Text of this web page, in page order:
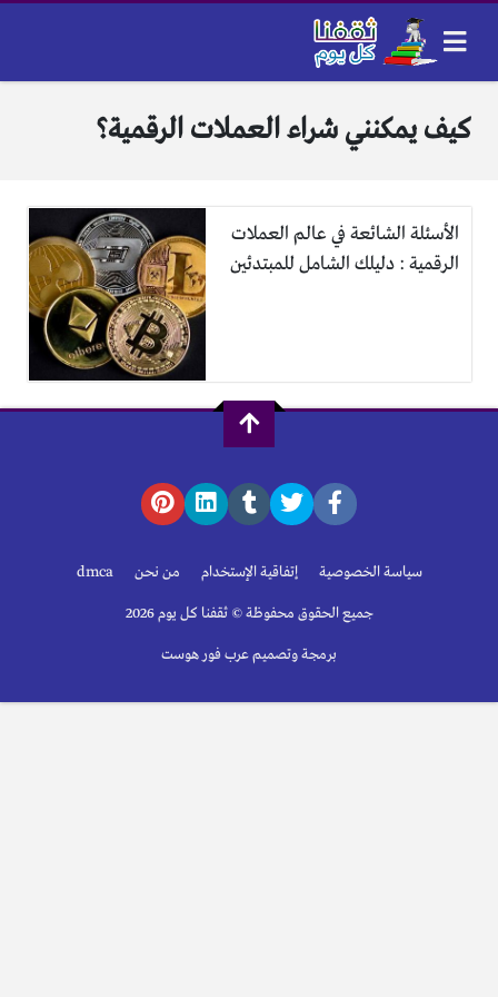
كيف يمكنني شراء العملات الرقمية؟
الأسئلة الشائعة في عالم العملات
الرقمية : دليلك الشامل للمبتدئين
سياسة الخصوصية إتفاقية الإستخدام من نحن dmca
جميع الحقوق محفوظة © ثقفنا كل يوم 2026
برمجة وتصميم عرب فور هوست